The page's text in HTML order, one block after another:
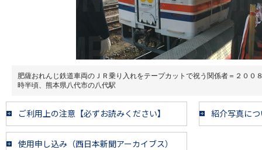
肥薩おれんじ鉄道車両のＪＲ乗り入れをテープカットで祝う関係者＝２００
時半頃、熊本県八代市の八代駅
ご利用上の注意【必ずお読みください】 紹介写真に
使用申し込み（西日本新聞アーカイブス）